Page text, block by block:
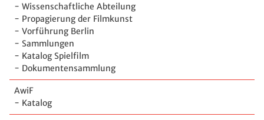
- Wissenschaftliche Abteilung
- Propagierung der Filmkunst
- Vorführung Berlin
- Sammlungen
- Katalog Spielfilm
- Dokumentensammlung
AwiF
- Katalog